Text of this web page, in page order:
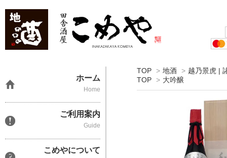
TOP > 地酒 > 越乃景虎 |
TOP > 大吟醸
ホーム
Home
ご利用案内
Guide
こめやについて